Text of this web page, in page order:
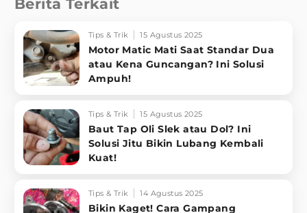
Berita Terkait
Tips & Trik 15 Agustus 2025
Motor Matic Mati Saat Standar Dua
atau Kena Guncangan? Ini Solusi
Ampuh!
Tips & Trik 15 Agustus 2025
Baut Tap Oli Slek atau Dol? Ini
Solusi Jitu Bikin Lubang Kembali
Kuat!
Tips & Trik 14 Agustus 2025
Bikin Kaget! Cara Gampang